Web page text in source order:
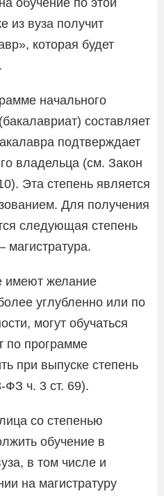
из вуза получит
которая будет
начального
составляет
подтверждает
владельца (см. Закон
Эта степень является
Для получения
следующая степень
магистратура.
имеют желание
углубленно или по
могут обучаться
по программе
при выпуске степень
ч. 3 ст. 69).
со степенью
обучение в
в том числе и
на магистратуру